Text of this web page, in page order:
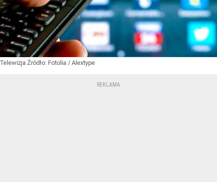
Telewizja Źródło: Fotolia / Alextype